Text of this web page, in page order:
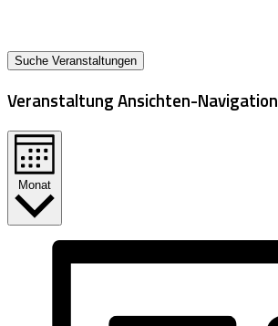
Suche Veranstaltungen
Veranstaltung Ansichten-Navigation
Monat